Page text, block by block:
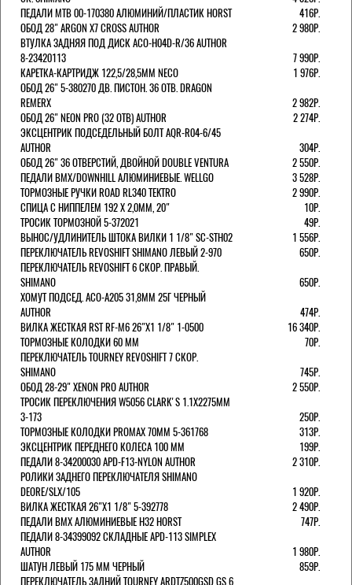
ПЕДАЛИ MTB 00-170380 АЛЮМИНИЙ/ПЛАСТИК HORST
416Р.
ОБОД 28" ARGON X7 CROSS AUTHOR
2 980Р.
ВТУЛКА ЗАДНЯЯ ПОД ДИСК ACO-H04D-R/36 AUTHOR
8-23420113
7 990Р.
КАРЕТКА-КАРТРИДЖ 122,5/28,5ММ NECO
1 976Р.
ОБОД 26" 5-380270 ДВ. ПИСТОН. 36 ОТВ. DRAGON
REMERX
2 982Р.
ОБОД 26" NEON PRO (32 ОТВ) AUTHOR
2 274Р.
ЭКСЦЕНТРИК ПОДСЕДЕЛЬНЫЙ БОЛТ AQR-R04-6/45
AUTHOR
304Р.
ОБОД 26" 36 ОТВЕРСТИЙ, ДВОЙНОЙ DOUBLE VENTURA
2 550Р.
ПЕДАЛИ BMX/DOWNHILL АЛЮМИНИЕВЫЕ. WELLGO
3 528Р.
ТОРМОЗНЫЕ РУЧКИ ROAD RL340 TEKTRO
2 990Р.
СПИЦА С НИППЕЛЕМ 192 Х 2,0ММ, 20"
10Р.
ТРОСИК ТОРМОЗНОЙ 5-372021
49Р.
ВЫНОС/УДЛИНИТЕЛЬ ШТОКА ВИЛКИ 1 1/8" SC-STH02
1 556Р.
ПЕРЕКЛЮЧАТЕЛЬ REVOSHIFT SHIMANO ЛЕВЫЙ 2-970
650Р.
ПЕРЕКЛЮЧАТЕЛЬ REVOSHIFT 6 СКОР. ПРАВЫЙ.
SHIMANO
650Р.
ХОМУТ ПОДСЕД. ACO-A205 31,8ММ 25Г ЧЕРНЫЙ
AUTHOR
474Р.
ВИЛКА ЖЕСТКАЯ RST RF-M6 26"Х1 1/8" 1-0500
16 340Р.
ТОРМОЗНЫЕ КОЛОДКИ 60 ММ
70Р.
ПЕРЕКЛЮЧАТЕЛЬ TOURNEY REVOSHIFT 7 СКОР.
SHIMANO
745Р.
ОБОД 28-29" XENON PRO AUTHOR
2 550Р.
ТРОСИК ПЕРЕКЛЮЧЕНИЯ W5056 CLARK'S 1.1Х2275ММ
3-173
250Р.
ТОРМОЗНЫЕ КОЛОДКИ PROMAX 70ММ 5-361768
313Р.
ЭКСЦЕНТРИК ПЕРЕДНЕГО КОЛЕСА 100 ММ
199Р.
ПЕДАЛИ 8-34200030 APD-F13-NYLON AUTHOR
2 310Р.
РОЛИКИ ЗАДНЕГО ПЕРЕКЛЮЧАТЕЛЯ SHIMANO
DEORE/SLX/105
1 920Р.
ВИЛКА ЖЕСТКАЯ 26"Х1 1/8" 5-392778
2 490Р.
ПЕДАЛИ BMX АЛЮМИНИЕВЫЕ H32 HORST
747Р.
ПЕДАЛИ 8-34399092 СКЛАДНЫЕ APD-113 SIMPLEX
AUTHOR
1 980Р.
ШАТУН ЛЕВЫЙ 175 ММ ЧЕРНЫЙ
859Р.
ПЕРЕКЛЮЧАТЕЛЬ ЗАДНИЙ TOURNEY ARDTZ500GSD GS 6